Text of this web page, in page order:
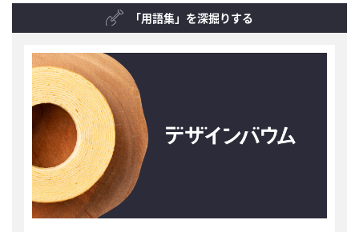
「用語集」を深掘りする